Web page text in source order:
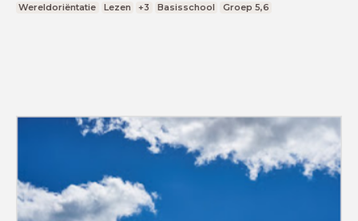
Wereldoriëntatie Lezen +3 Basisschool Groep 5,6